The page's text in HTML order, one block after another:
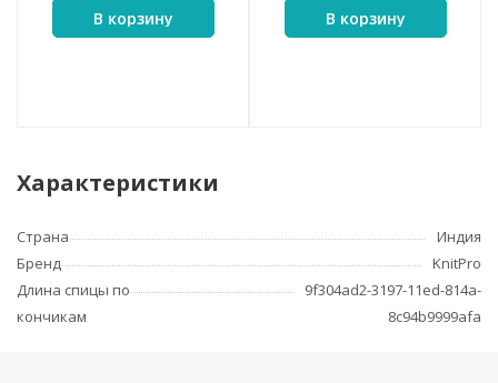
В корзину
В корзину
Характеристики
Страна
Индия
Бренд
KnitPro
Длина спицы по
кончикам
9f304ad2-3197-11ed-814a-
8c94b9999afa